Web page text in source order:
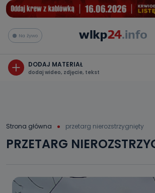
Na żywo
DODAJ MATERIAŁ
dodaj wideo, zdjęcie, tekst
Strona główna przetarg nierozstrzygnięty
PRZETARG